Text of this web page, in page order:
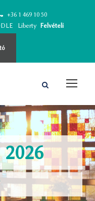
+36 1 469 10 50
Liberty Felvételi